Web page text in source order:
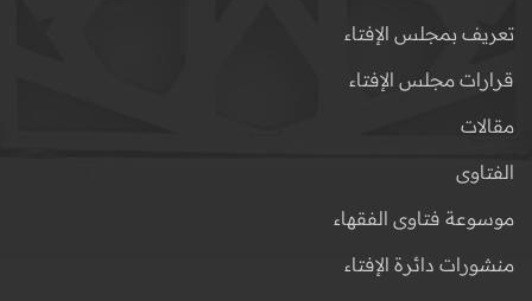
تعريف بمجلس الإفتاء
قرارات مجلس الإفتاء
مقالات
الفتاوى
موسوعة فتاوى الفقهاء
منشورات دائرة الإفتاء